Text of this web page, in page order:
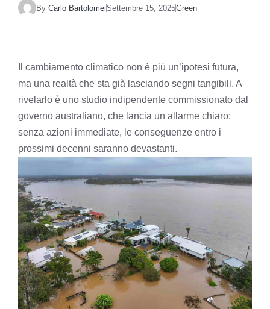
By Carlo BartolomeiSettembre 15, 2025Green
Il cambiamento climatico non è più un’ipotesi futura,
ma una realtà che sta già lasciando segni tangibili. A
rivelarlo è uno studio indipendente commissionato dal
governo australiano, che lancia un allarme chiaro:
senza azioni immediate, le conseguenze entro i
prossimi decenni saranno devastanti.